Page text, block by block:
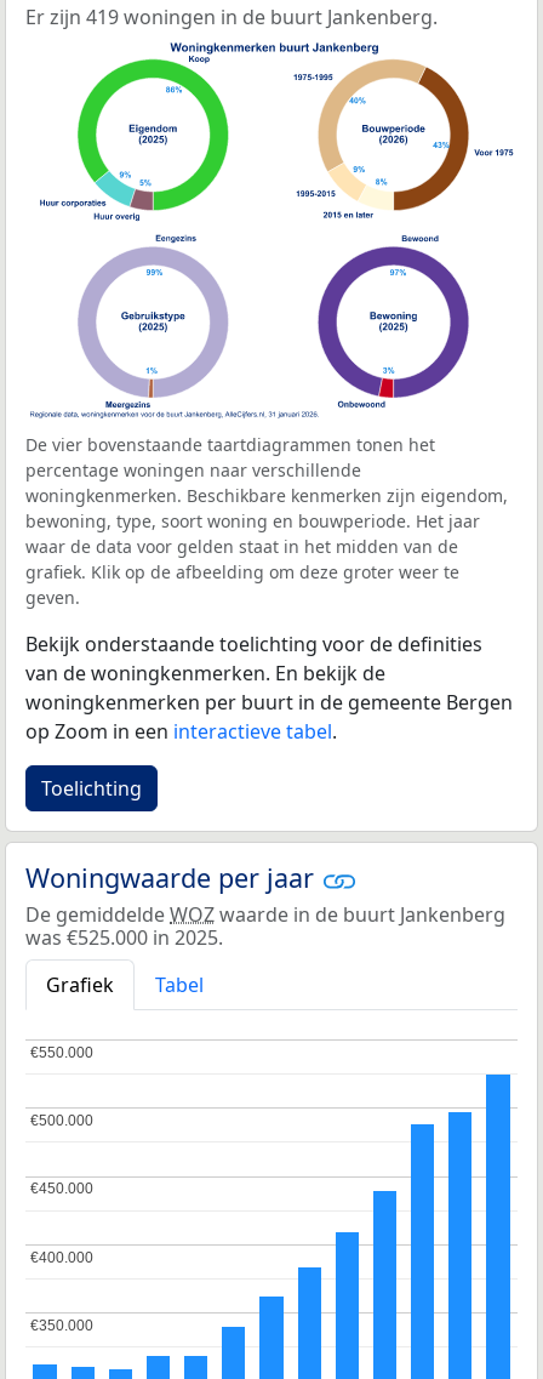
Er zijn 419 woningen in de buurt Jankenberg.
De vier bovenstaande taartdiagrammen tonen het
percentage woningen naar verschillende
woningkenmerken. Beschikbare kenmerken zijn eigendom,
bewoning, type, soort woning en bouwperiode. Het jaar
waar de data voor gelden staat in het midden van de
grafiek. Klik op de afbeelding om deze groter weer te
geven.
Bekijk onderstaande toelichting voor de definities
van de woningkenmerken. En bekijk de
woningkenmerken per buurt in de gemeente Bergen
op Zoom in een interactieve tabel.
Toelichting
Woningwaarde per jaar
De gemiddeldeWOZwaarde in de buurt Jankenberg
was €525.000 in 2025.
Grafiek
Tabel
€350.000
€350.000
€400.000
€400.000
€450.000
€450.000
€500.000
€500.000
€550.000
€550.000